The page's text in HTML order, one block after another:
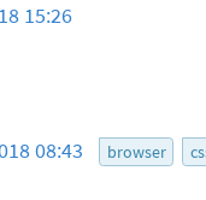
15:26
08:43 browser